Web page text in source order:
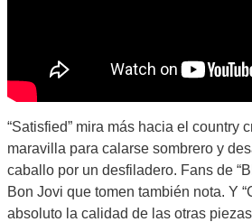
“Satisfied” mira más hacia el country
maravilla para calarse sombrero y
caballo por un desfiladero. Fans de
Bon Jovi que tomen también nota. Y
absoluto la calidad de las otras